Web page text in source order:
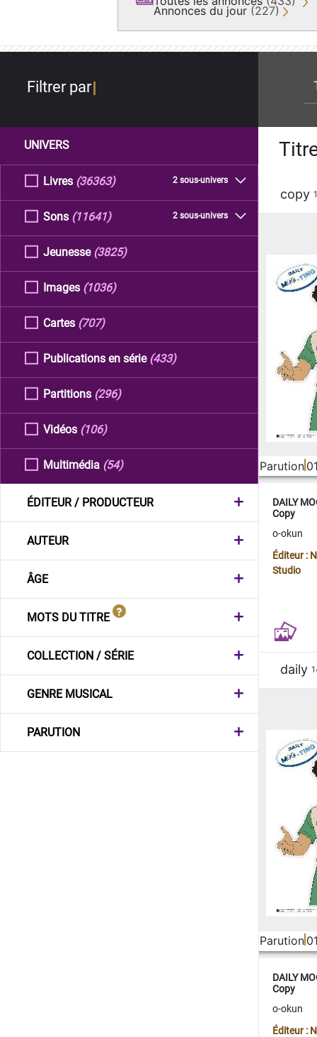
Annonces du jour (227)
Filtrer par
UNIVERS
Livres 2 sous-univers
(36363)
Sons 2 sous-univers
(11641)
Jeunesse (3825)
Images (1036)
Cartes (707)
Publications en série (433)
Partitions (296)
Vidéos (106)
Multimédia (54)
ÉDITEUR / PRODUCTEUR
AUTEUR
ÂGE
MOTS DU TITRE
COLLECTION / SÉRIE
GENRE MUSICAL
PARUTION
copy
Parution
DAILY
Copy
o-okun
Éditeur :
Studio
daily
Parution
DAILY
Copy
o-okun
Éditeur :